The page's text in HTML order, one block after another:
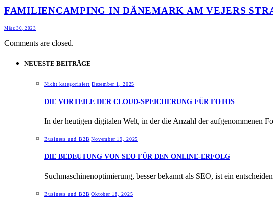
FAMILIENCAMPING IN DÄNEMARK AM VEJERS
März 30, 2023
Comments are closed.
NEUESTE BEITRÄGE
Nicht kategorisiert Dezember 1, 2025
DIE VORTEILE DER CLOUD-SPEICHERUNG FÜR FOTOS
In der heutigen digitalen Welt, in der die Anzahl der aufgenommenen
Business und B2B November 19, 2025
DIE BEDEUTUNG VON SEO FÜR DEN ONLINE-ERFOLG
Suchmaschinenoptimierung, besser bekannt als SEO, ist ein
Business und B2B Oktober 18, 2025